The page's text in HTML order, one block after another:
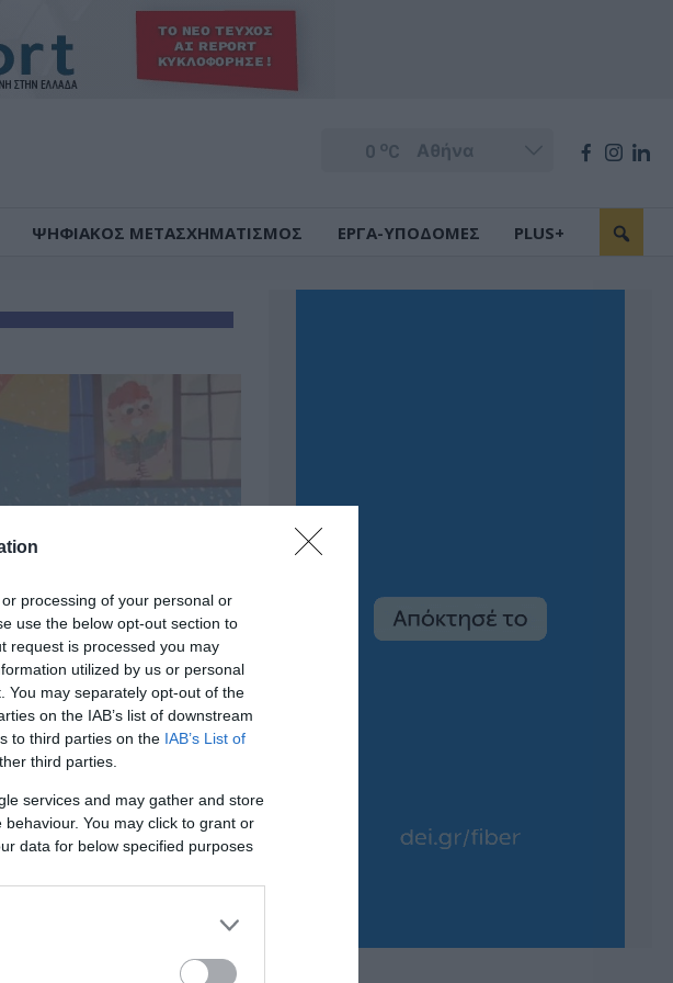
processing of your personal or
use the below opt-out section to
request is processed you may
utilized by us or personal
You may separately opt-out of the
on the IAB’s list of downstream
to third parties on the IAB’s List of
third parties.
services and may gather and store
You may click to grant or
data for below specified purposes
0 oC
ΨΗΦΙΑΚΟΣ ΜΕΤΑΣΧΗΜΑΤΙΣΜΟΣ ΕΡΓΑ-ΥΠΟΔΟΜΕΣ PLUS+